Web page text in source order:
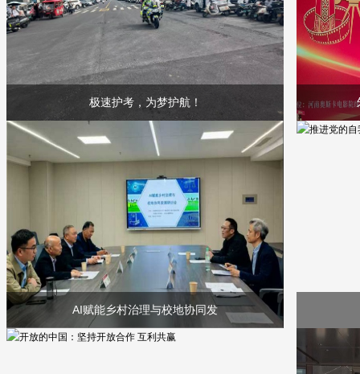
极速护考，为梦护航！
AI赋能乡村治理与校地协同发